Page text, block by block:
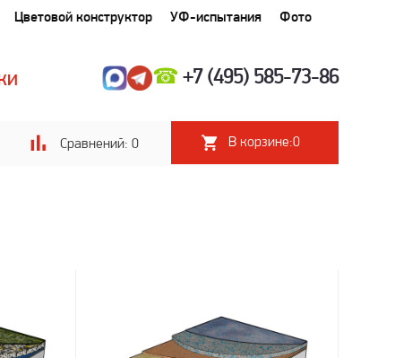
Цветовой конструктор УФ-испытания Фото
☎ +7 (495) 585-73-86
Сравнений: 0 В корзине:0